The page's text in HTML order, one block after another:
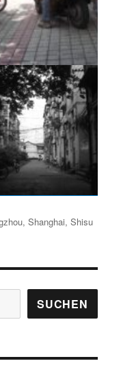
,Shanghai,Shisu
SUCHEN